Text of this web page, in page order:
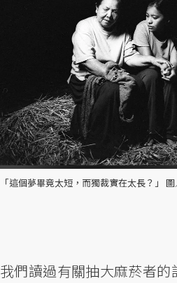
「這個夢畢竟太短，而獨裁實在太長？」
我們讀過有關抽大麻菸者